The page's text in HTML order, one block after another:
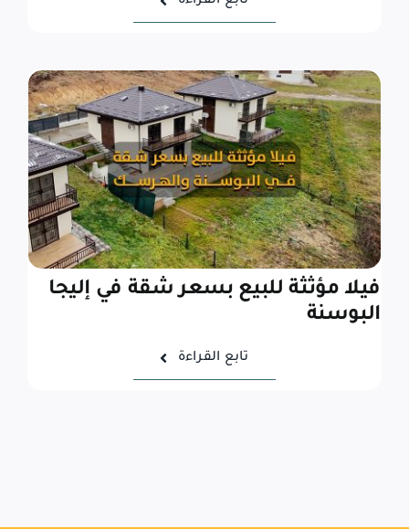
فيلا مؤثثة للبيع بسعر شقة في إليجا
البوسنة
تابع القراءة